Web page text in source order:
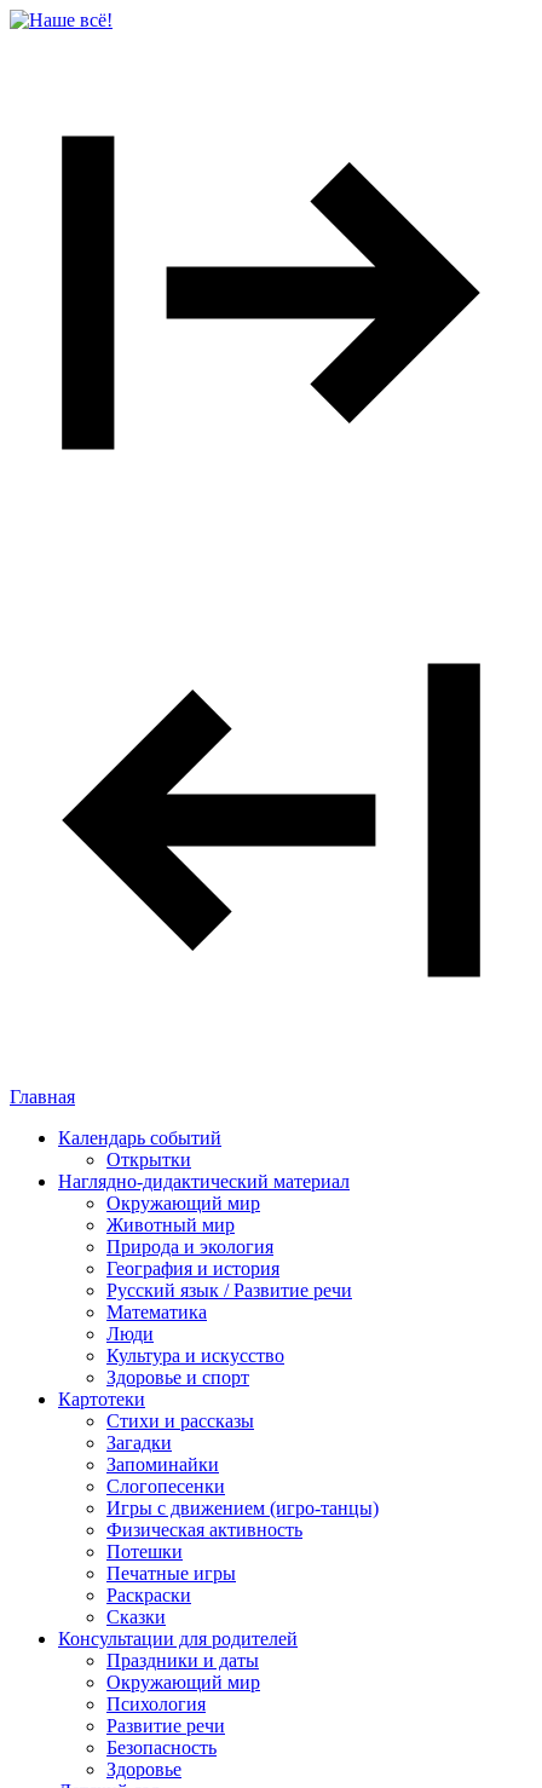
Главная
Календарь событий
Открытки
Наглядно-дидактический материал
Окружающий мир
Животный мир
Природа и экология
География и история
Русский язык / Развитие речи
Математика
Люди
Культура и искусство
Здоровье и спорт
Картотеки
Стихи и рассказы
Загадки
Запоминайки
Слогопесенки
Игры с движением (игро-танцы)
Физическая активность
Потешки
Печатные игры
Раскраски
Сказки
Консультации для родителей
Праздники и даты
Окружающий мир
Психология
Развитие речи
Безопасность
Здоровье